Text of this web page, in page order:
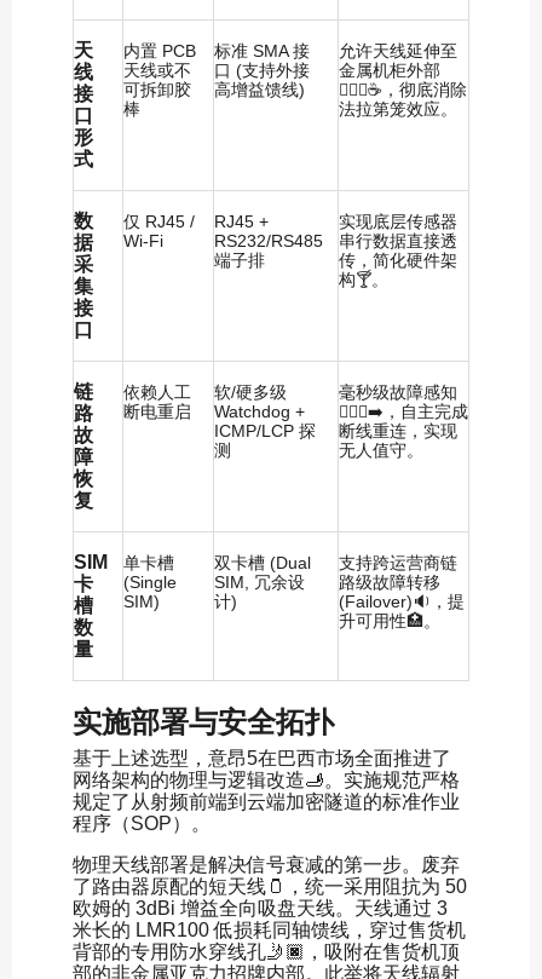
天
线
接
口
形
式
内置 PCB
天线或不
可拆卸胶
棒
标准 SMA 接
口 (支持外接
高增益馈线)
允许天线延伸至
金属机柜外部
⛹🏼‍♂️☕️，彻底消除
法拉第笼效应。
数
据
采
集
接
口
仅 RJ45 /
Wi-Fi
RJ45 +
RS232/RS485
端子排
实现底层传感器
串行数据直接透
传，简化硬件架
构🍸。
链
路
故
障
恢
复
依赖人工
断电重启
软/硬多级
Watchdog +
ICMP/LCP 探
测
毫秒级故障感知
🧎🏻‍♂️‍➡️，自主完成
断线重连，实现
无人值守。
SIM
卡
槽
数
量
单卡槽
(Single
SIM)
双卡槽 (Dual
SIM, 冗余设
计)
支持跨运营商链
路级故障转移
(Failover)🔉，提
升可用性🏥。
实施部署与安全拓扑
基于上述选型，意昂5在巴西市场全面推进了
网络架构的物理与逻辑改造🫸。实施规范严格
规定了从射频前端到云端加密隧道的标准作业
程序（SOP）。
物理天线部署是解决信号衰减的第一步。废弃
了路由器原配的短天线🫙，统一采用阻抗为 50
欧姆的 3dBi 增益全向吸盘天线。天线通过 3
米长的 LMR100 低损耗同轴馈线，穿过售货机
背部的专用防水穿线孔🤳🏿，吸附在售货机顶
部的非金属亚克力招牌内部。此举将天线辐射